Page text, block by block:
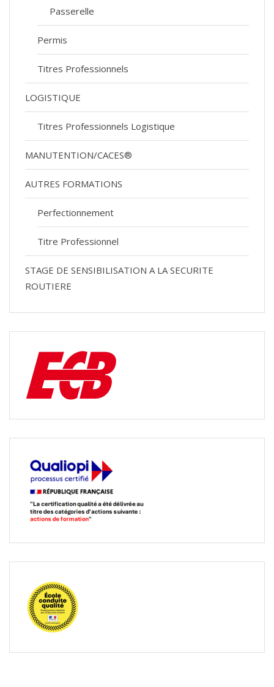
Passerelle
Permis
Titres Professionnels
LOGISTIQUE
Titres Professionnels Logistique
MANUTENTION/CACES®
AUTRES FORMATIONS
Perfectionnement
Titre Professionnel
STAGE DE SENSIBILISATION A LA SECURITE
ROUTIERE